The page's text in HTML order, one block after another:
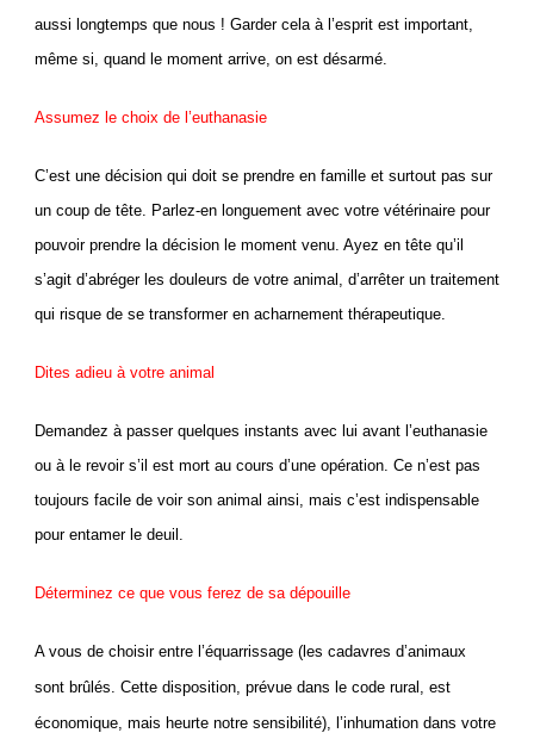
aussi longtemps que nous ! Garder cela à l’esprit est important,
même si, quand le moment arrive, on est désarmé.
Assumez le choix de l’euthanasie
C’est une décision qui doit se prendre en famille et surtout pas sur
un coup de tête. Parlez-en longuement avec votre vétérinaire pour
pouvoir prendre la décision le moment venu. Ayez en tête qu’il
s’agit d’abréger les douleurs de votre animal, d’arrêter un traitement
qui risque de se transformer en acharnement thérapeutique.
Dites adieu à votre animal
Demandez à passer quelques instants avec lui avant l’euthanasie
ou à le revoir s’il est mort au cours d’une opération. Ce n’est pas
toujours facile de voir son animal ainsi, mais c’est indispensable
pour entamer le deuil.
Déterminez ce que vous ferez de sa dépouille
A vous de choisir entre l’équarrissage (les cadavres d’animaux
sont brûlés. Cette disposition, prévue dans le code rural, est
économique, mais heurte notre sensibilité), l’inhumation dans votre